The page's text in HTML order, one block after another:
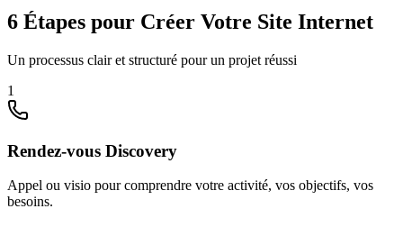
6 Étapes pour Créer Votre Site Internet
Un processus clair et structuré pour un projet réussi
1
Rendez-vous Discovery
Appel ou visio pour comprendre votre activité, vos objectifs, vos
besoins.